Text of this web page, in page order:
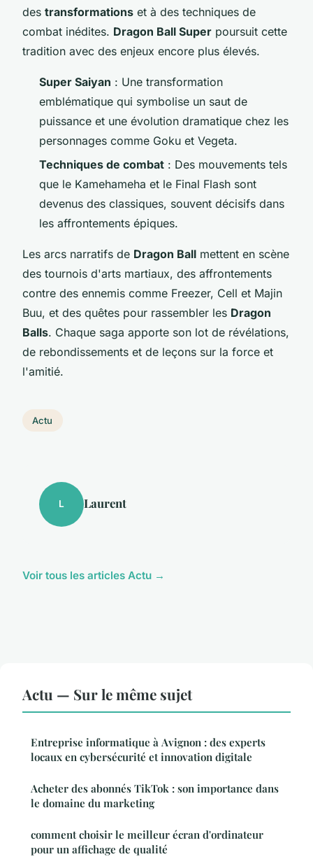
des transformations et à des techniques de
combat inédites. Dragon Ball Super poursuit cette
tradition avec des enjeux encore plus élevés.
Super Saiyan : Une transformation
emblématique qui symbolise un saut de
puissance et une évolution dramatique chez les
personnages comme Goku et Vegeta.
Techniques de combat : Des mouvements tels
que le Kamehameha et le Final Flash sont
devenus des classiques, souvent décisifs dans
les affrontements épiques.
Les arcs narratifs de Dragon Ball mettent en scène
des tournois d'arts martiaux, des affrontements
contre des ennemis comme Freezer, Cell et Majin
Buu, et des quêtes pour rassembler les Dragon
Balls. Chaque saga apporte son lot de révélations,
de rebondissements et de leçons sur la force et
l'amitié.
Actu
L Laurent
Voir tous les articles Actu →
Actu — Sur le même sujet
Entreprise informatique à Avignon : des experts
locaux en cybersécurité et innovation digitale
Acheter des abonnés TikTok : son importance dans
le domaine du marketing
comment choisir le meilleur écran d'ordinateur
pour un affichage de qualité